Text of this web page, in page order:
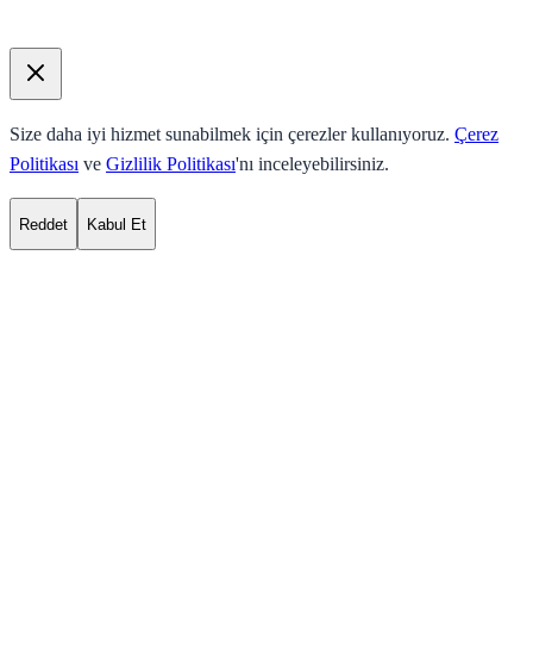
Size daha iyi hizmet sunabilmek için çerezler kullanıyoruz. Çerez
Politikası ve Gizlilik Politikası'nı inceleyebilirsiniz.
Reddet Kabul Et